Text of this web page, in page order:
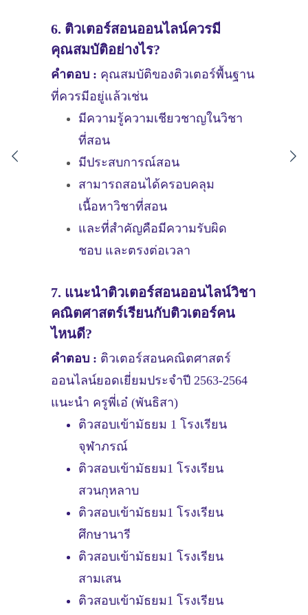
6. ติวเตอร์สอนออนไลน์ควรมี
คุณสมบัติอย่างไร?
คำตอบ : คุณสมบัติของติวเตอร์พื้นฐาน
ที่ควรมีอยู่แล้วเช่น
มีความรู้ความเชียวชาญในวิชา
ที่สอน
มีประสบการณ์สอน
สามารถสอนได้ครอบคลุม
เนื้อหาวิชาที่สอน
และที่สำคัญคือมีความรับผิด
ชอบ และตรงต่อเวลา
7. แนะนำติวเตอร์สอนออนไลน์วิชา
คณิตศาสตร์เรียนกับติวเตอร์คน
ไหนดี?
คำตอบ : ติวเตอร์สอนคณิตศาสตร์
ออนไลน์ยอดเยี่ยมประจำปี 2563-2564
แนะนำ ครูพี่เอ๋ (พันธิสา)
ติวสอบเข้ามัธยม 1 โรงเรียน
จุฬาภรณ์
ติวสอบเข้ามัธยม1 โรงเรียน
สวนกุหลาบ
ติวสอบเข้ามัธยม1 โรงเรียน
ศึกษานารี
ติวสอบเข้ามัธยม1 โรงเรียน
สามเสน
ติวสอบเข้ามัธยม1 โรงเรียน